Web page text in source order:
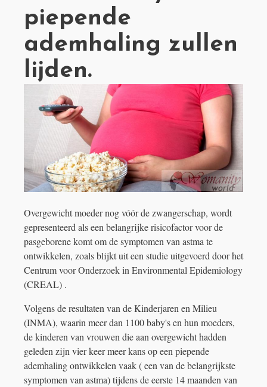
piepende
ademhaling zullen
lijden.
Overgewicht moeder nog vóór de zwangerschap, wordt
gepresenteerd als een belangrijke risicofactor voor de
pasgeborene komt om de symptomen van astma te
ontwikkelen, zoals blijkt uit een studie uitgevoerd door het
Centrum voor Onderzoek in Environmental Epidemiology
(CREAL) .
Volgens de resultaten van de Kinderjaren en Milieu
(INMA), waarin meer dan 1100 baby's en hun moeders,
de kinderen van vrouwen die aan overgewicht hadden
geleden zijn vier keer meer kans op een piepende
ademhaling ontwikkelen vaak ( een van de belangrijkste
symptomen van astma) tijdens de eerste 14 maanden van